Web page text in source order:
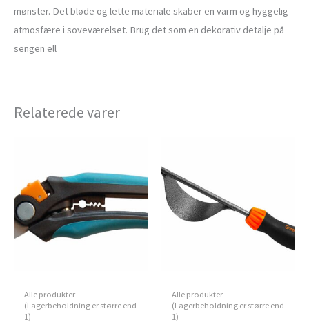
mønster. Det bløde og lette materiale skaber en varm og hyggelig
atmosfære i soveværelset. Brug det som en dekorativ detalje på
sengen ell
Relaterede varer
Alle produkter
(Lagerbeholdning er større end
1)
Alle produkter
(Lagerbeholdning er større end
1)